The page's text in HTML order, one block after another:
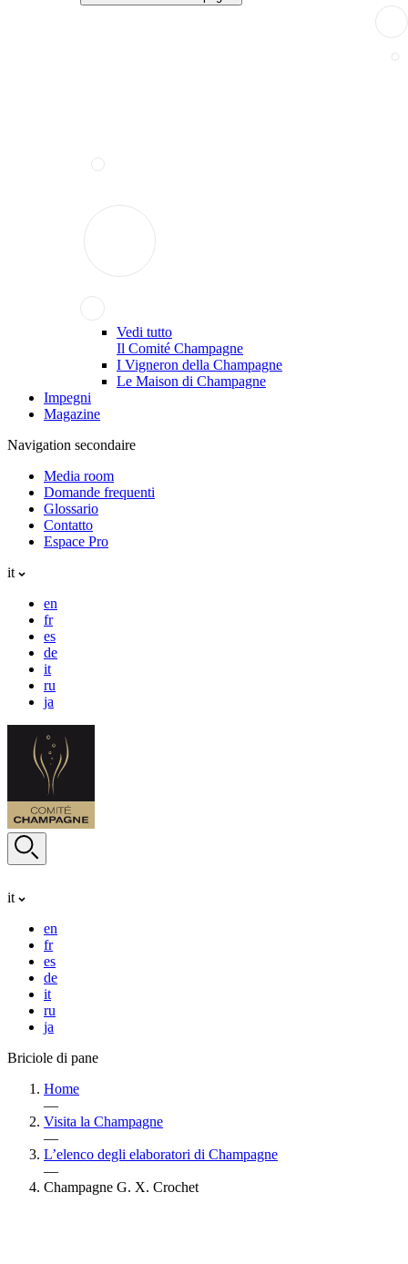
Vedi tutto
Il Comité Champagne
I Vigneron della Champagne
Le Maison di Champagne
Impegni
Magazine
Navigation secondaire
Media room
Domande frequenti
Glossario
Contatto
Espace Pro
it
en
fr
es
de
it
ru
ja
it
en
fr
es
de
it
ru
ja
Briciole di pane
Home
—
Visita la Champagne
—
L’elenco degli elaboratori di Champagne
—
Champagne G. X. Crochet